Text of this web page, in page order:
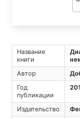
Название
книги
Автор
Год
публикации
Издательство